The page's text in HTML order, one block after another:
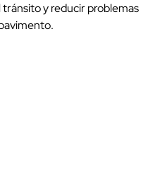
y reducir problemas